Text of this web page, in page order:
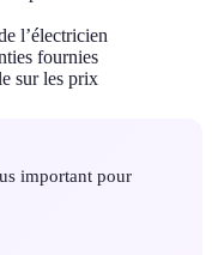
l’électricien
fournies
sur les prix
important pour